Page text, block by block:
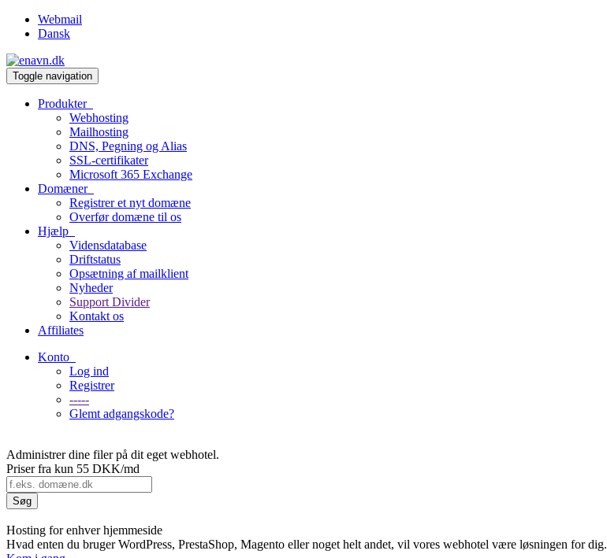
Webmail
Dansk
Toggle navigation
Produkter
Webhosting
Mailhosting
DNS, Pegning og Alias
SSL-certifikater
Microsoft 365 Exchange
Domæner
Registrer et nyt domæne
Overfør domæne til os
Hjælp
Vidensdatabase
Driftstatus
Opsætning af mailklient
Nyheder
Support Divider
Kontakt os
Affiliates
Konto
Log ind
Registrer
-----
Glemt adgangskode?
Administrer dine filer på dit eget webhotel.
Priser fra kun 55 DKK/md
Hosting for enhver hjemmeside
Hvad enten du bruger WordPress, PrestaShop, Magento eller noget helt andet, vil vores webhotel være løsningen for dig.